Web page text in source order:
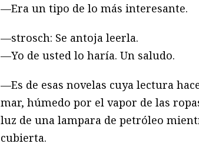
—Era un tipo de lo más interesante.
—strosch: Se antoja leerla.
—Yo de usted lo haría. Un saludo.
—Es de esas novelas cuya lectura
mar, húmedo por el vapor de las
luz de una lampara de petróleo
cubierta.